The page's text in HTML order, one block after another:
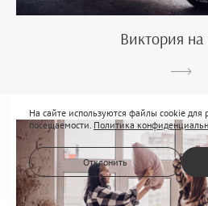
Виктория
На сайте используются файлы cookie для
посещаемости. Политика
Отклонить